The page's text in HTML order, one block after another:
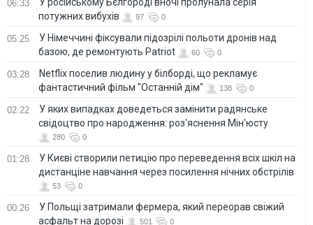
06:33
потужних вибухів
97 0
05:25
У Німеччині фіксували підозрілі польоти дронів над
базою, де ремонтують Patriot
60 0
03:28
Netflix поселив людину у білборді, що рекламує
фантастичний фільм "Останній дім"
138 0
02:22
У яких випадках доведеться замінити радянське
свідоцтво про народження: роз'яснення Мін'юсту
280 0
01:28
У Києві створили петицію про переведення всіх шкіл на
дистанціне навчання через посилення нічних обстрілів
53 0
00:26
У Польщі затримали фермера, який переорав свіжий
асфальт на дорозі
501 0